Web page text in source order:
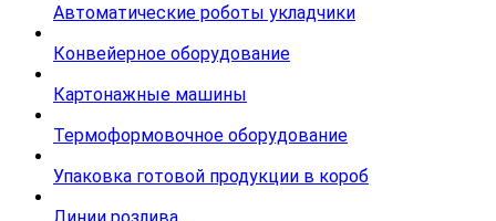
Автоматические роботы укладчики
Конвейерное оборудование
Картонажные машины
Термоформовочное оборудование
Упаковка готовой продукции в короб